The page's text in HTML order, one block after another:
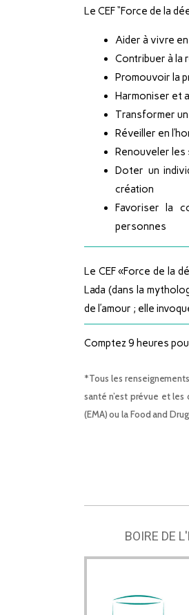
Le CEF “Force de la
Aider à vivre
Contribuer à la
Promouvoir la
Harmoniser et
Transformer
Réveiller en
Renouveler les
Doter un
création
Favoriser la
personnes
Le CEF «Force de la
Lada (dans la
de l’amour ; elle
Comptez 9 heures
*Tous les
santé n’est prévue et les
(EMA) ou la Food and
BOIRE DE